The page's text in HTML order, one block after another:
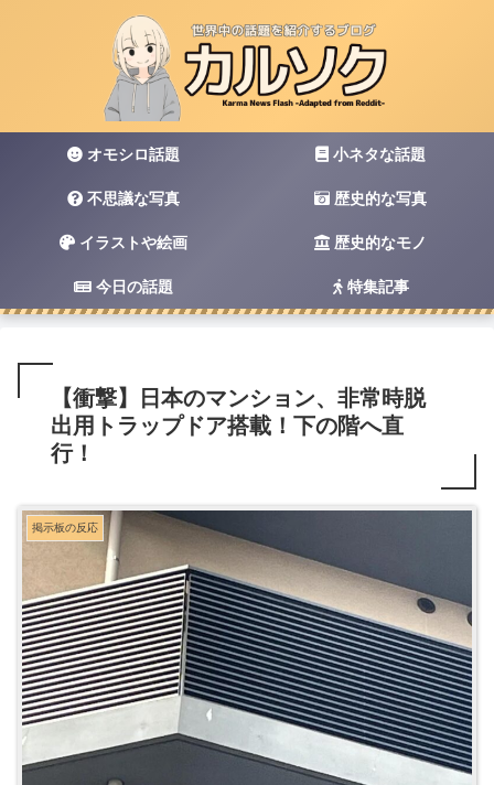
オモシロ話題 小ネタな話題
不思議な写真 歴史的な写真
イラストや絵画 歴史的なモノ
今日の話題 特集記事
【衝撃】日本のマンション、非常時脱
出用トラップドア搭載！下の階へ直
行！
掲示板の反応